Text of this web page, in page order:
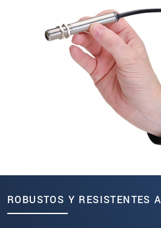
ROBUSTOS Y RESISTENTES